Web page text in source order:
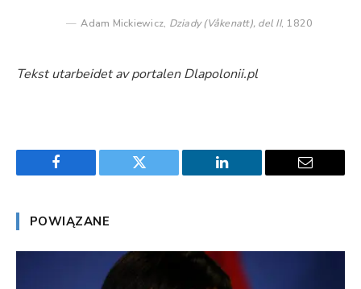
Adam Mickiewicz, Dziady (Våkenatt), del II, 1820
Tekst utarbeidet av portalen Dlapolonii.pl
Facebook Twitter LinkedIn Email
POWIĄZANE